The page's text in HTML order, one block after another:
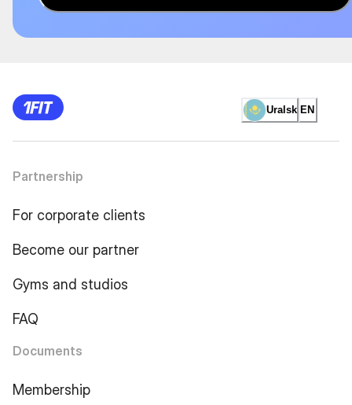
Uralsk EN
Partnership
For corporate clients
Become our partner
Gyms and studios
FAQ
Documents
Membership